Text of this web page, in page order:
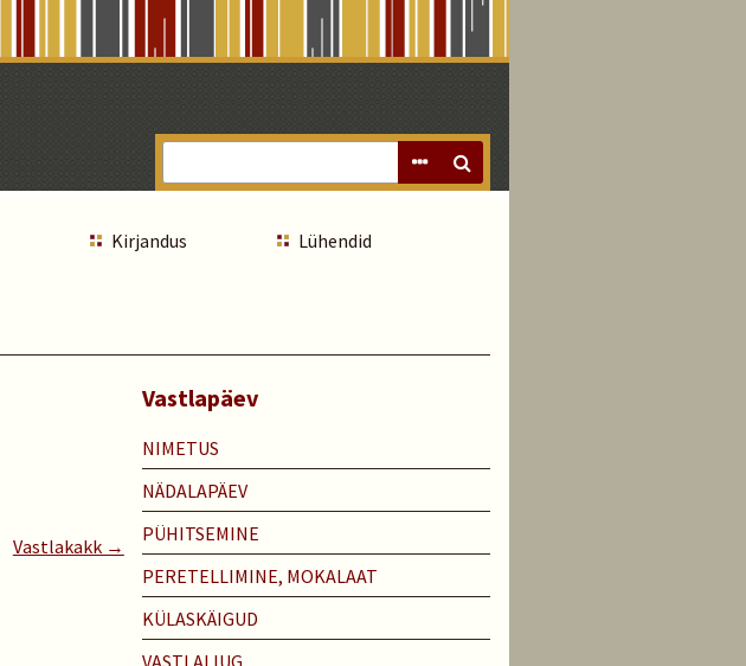
Kirjandus Lühendid
Vastlakakk →
Vastlapäev
NIMETUS
NÄDALAPÄEV
PÜHITSEMINE
PERETELLIMINE, MOKALAAT
KÜLASKÄIGUD
VASTLALIUG